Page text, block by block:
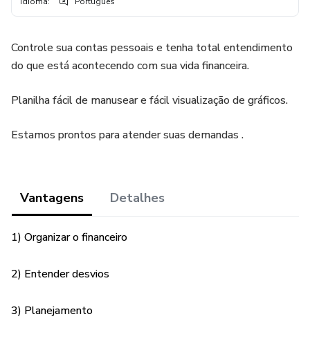
Controle sua contas pessoais e tenha total entendimento
do que está acontecendo com sua vida financeira.
Planilha fácil de manusear e fácil visualização de gráficos.
Estamos prontos para atender suas demandas .
Vantagens Detalhes
1) Organizar o financeiro
2) Entender desvios
3) Planejamento